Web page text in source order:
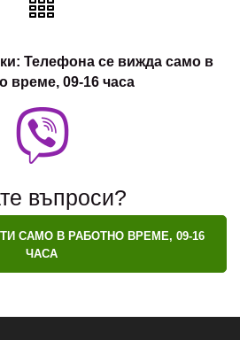
Телефона се вижда само в
време, 09-16 часа
въпроси?
САМО В РАБОТНО ВРЕМЕ, 09-16
ЧАСА